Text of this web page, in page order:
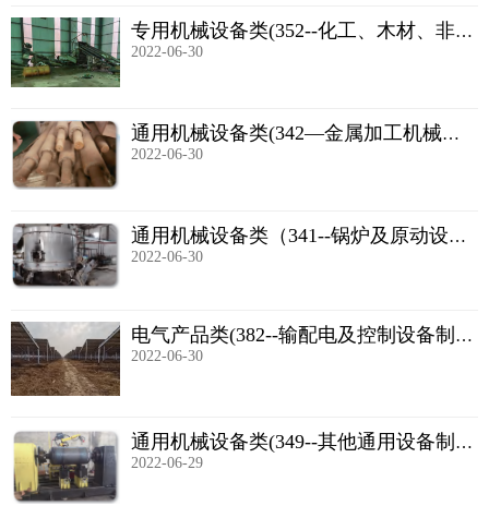
专用机械设备类(352--化工、木材、非金
属加工专用设备)
2022-06-30
通用机械设备类(342—金属加工机械制
造)
2022-06-30
通用机械设备类（341--锅炉及原动设备
制造）
2022-06-30
电气产品类(382--输配电及控制设备制
造)
2022-06-30
通用机械设备类(349--其他通用设备制
造)
2022-06-29